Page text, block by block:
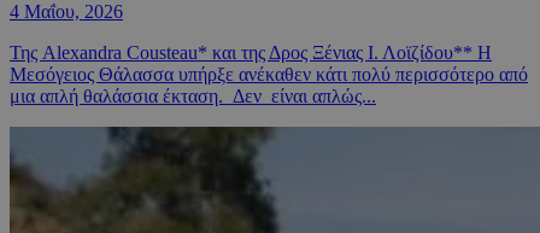
4 Μαΐου, 2026
Της Alexandra Cousteau* και της Δρος Ξένιας Ι. Λοϊζίδου** Η
Μεσόγειος Θάλασσα υπήρξε ανέκαθεν κάτι πολύ περισσότερο από
μια απλή θαλάσσια έκταση. Δεν είναι απλώς...